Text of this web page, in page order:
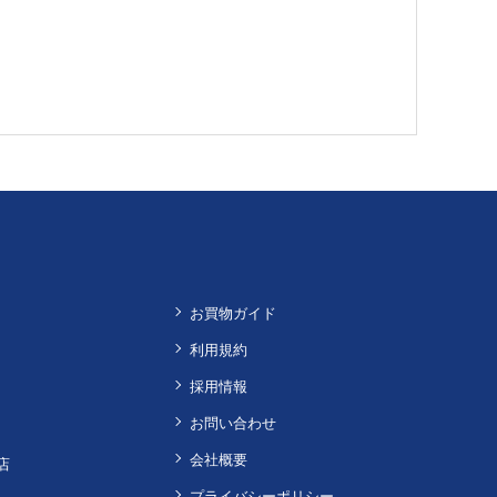
お買物ガイド
利用規約
採用情報
お問い合わせ
会社概要